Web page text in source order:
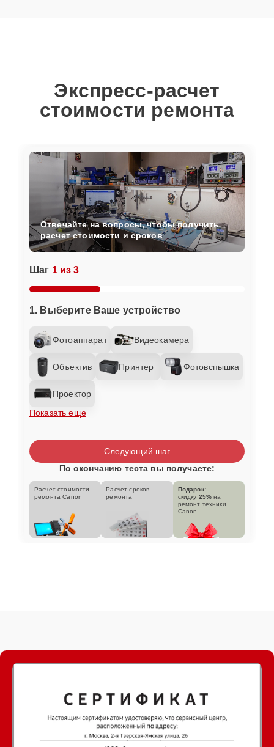
Экспресс-расчет
стоимости ремонта
Шаг 1 из 3
1. Выберите Ваше устройство
Фотоаппарат Видеокамера
Объектив Принтер Фотовспышка
Проектор
Показать еще
Отвечайте на вопросы, чтобы получить
расчет стоимости и сроков
Следующий шаг
По окончанию теста вы получаете:
Расчет стоимости
ремонта Canon
Расчет сроков
ремонта
Подарок:
скидку 25% на
ремонт техники
Canon